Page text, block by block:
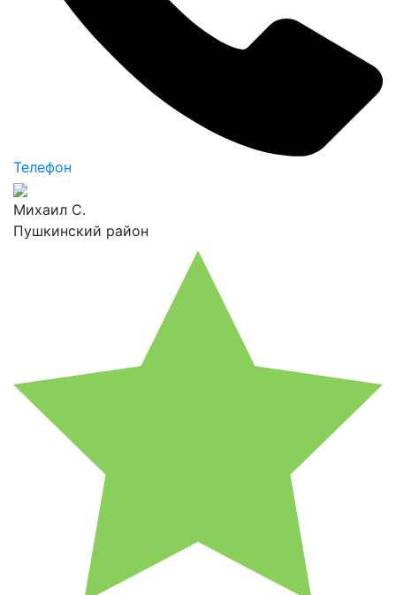
Телефон
Михаил С.
Пушкинский район